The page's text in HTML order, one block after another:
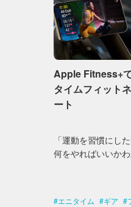
Apple Fitness+
タイムフィット
ート
「運動を習慣にし
何をやればいいか
エニタイム ギア